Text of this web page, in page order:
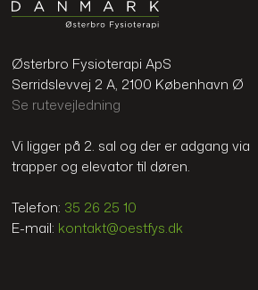
Østerbro Fysioterapi ApS
Serridslevvej 2 A, 2100 København Ø
Se rutevejledning
Vi ligger på 2. sal og der er adgang via
trapper og elevator til døren.
Telefon: 35 26 25 10
E-mail: kontakt@oestfys.dk